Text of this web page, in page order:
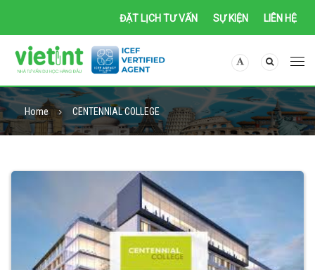
ĐẶT LỊCH TƯ VẤN SỰ KIỆN LIÊN HỆ
Home CENTENNIAL COLLEGE